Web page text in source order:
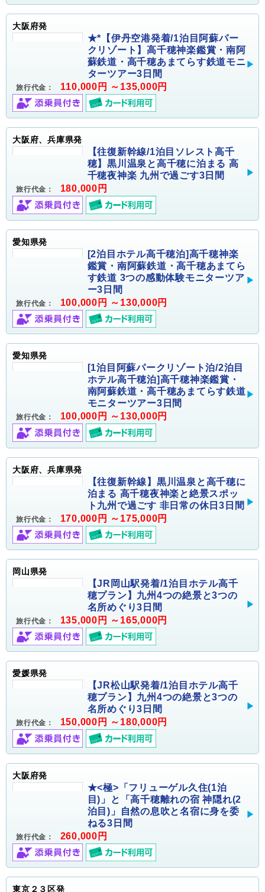
大阪府発
★*【伊丹空港発着/1泊目阿蘇パー
クリゾート】高千穂神楽鑑賞・南阿
蘇鉄道・高千穂あまてらす鉄道モニ
ターツアー3日間
旅行代金： 110,000円 ～135,000円
大阪府、兵庫県発
【往復新幹線/1泊目ソレスト高千
穂】黒川温泉と高千穂に泊まる 高
千穂夜神楽 九州で過ごす3日間
旅行代金： 180,000円
愛知県発
[2泊目ホテル高千穂泊]高千穂神楽
鑑賞・南阿蘇鉄道・高千穂あまてら
す鉄道 3つの感動体験モニターツア
ー3日間
旅行代金： 100,000円 ～130,000円
愛知県発
[1泊目阿蘇パークリゾート泊/2泊目
ホテル高千穂泊]高千穂神楽鑑賞・
南阿蘇鉄道・高千穂あまてらす鉄道
モニターツアー3日間
旅行代金： 100,000円 ～130,000円
大阪府、兵庫県発
【往復新幹線】黒川温泉と高千穂に
泊まる 高千穂夜神楽と絶景スポッ
ト九州で過ごす 非日常の休日3日間
旅行代金： 170,000円 ～175,000円
岡山県発
【JR岡山駅発着/1泊目ホテル高千
穂プラン】九州4つの絶景と3つの
名所めぐり3日間
旅行代金： 135,000円 ～165,000円
愛媛県発
【JR松山駅発着/1泊目ホテル高千
穂プラン】九州4つの絶景と3つの
名所めぐり3日間
旅行代金： 150,000円 ～180,000円
大阪府発
★<極>「フリューゲル久住(1泊
目)」と「高千穂離れの宿 神隠れ(2
泊目)」自然の息吹と名宿に身を委
ねる3日間
旅行代金： 260,000円
東京２３区発